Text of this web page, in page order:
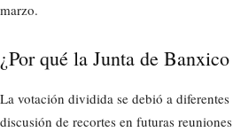
marzo.
¿Por qué la Junta de
La votación dividida se debió a
discusión de recortes en futuras